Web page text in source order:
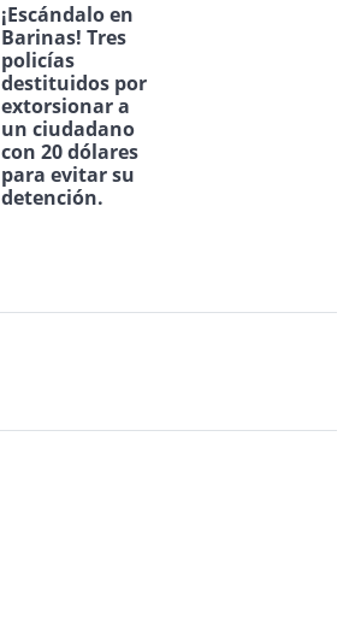
¡Escándalo en
Barinas! Tres
policías
destituidos por
extorsionar a
un ciudadano
con 20 dólares
para evitar su
detención.